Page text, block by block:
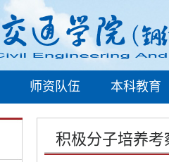
师资队伍 本科教育
积极分子培养考